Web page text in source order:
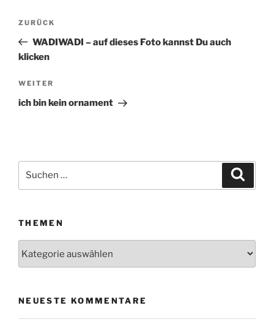
Beitragsnavigation
Vorheriger
Beitrag
ZURÜCK
WADIWADI – auf dieses Foto kannst Du auch
klicken
Nächster
Beitrag
WEITER
ich bin kein ornament
Suchen
THEMEN
NEUESTE KOMMENTARE